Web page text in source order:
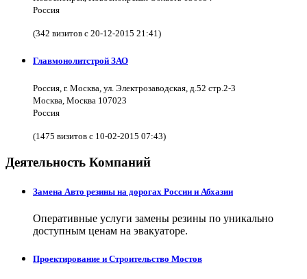
Россия
(342 визитов с 20-12-2015 21:41)
Главмонолитстрой ЗАО
Россия, г. Москва, ул. Электрозаводская, д.52 стр.2-3
Москва, Москва 107023
Россия
(1475 визитов с 10-02-2015 07:43)
Деятельность Компаний
Замена Авто резины на дорогах России и Абхазии
Оперативные услуги замены резины по уникально
доступным ценам на эвакуаторе.
Проектирование и Строительство Мостов